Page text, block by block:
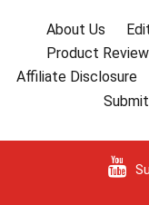
About Us
Product Review
Affiliate Disclosure